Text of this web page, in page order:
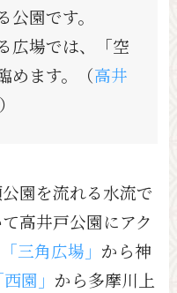
園です。
広場では、「空
めます。（高井
園を流れる水流で
高井戸公園にアク
「三角広場」 から神
西園」 から多摩川上